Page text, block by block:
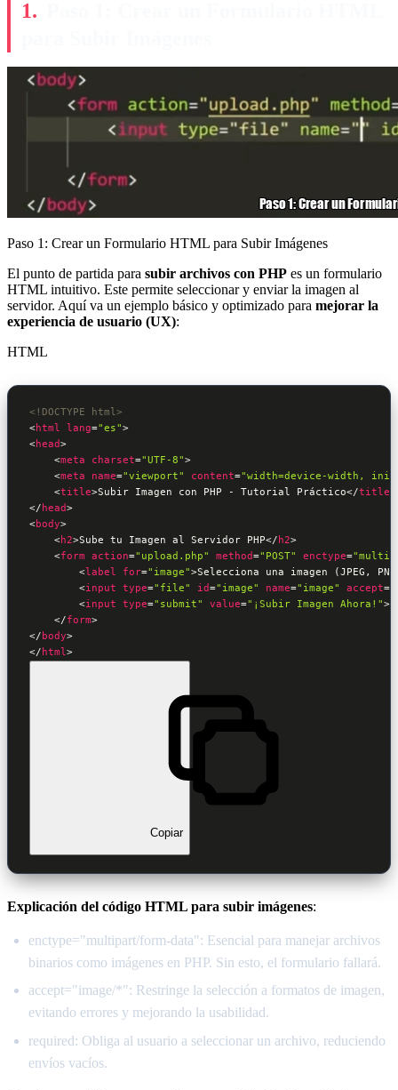
Paso 1: Crear un Formulario HTML para Subir Imágenes
El punto de partida para subir archivos con PHP es un formulario
HTML intuitivo. Este permite seleccionar y enviar la imagen al
servidor. Aquí va un ejemplo básico y optimizado para mejorar la
experiencia de usuario (UX):
HTML
<!DOCTYPE html>
<html lang="es">
<head>
<meta charset="UTF-8">
<meta name="viewport" content="width=device-width,
<title>Subir Imagen con PHP - Tutorial Práctico</title
</head>
<body>
<h2>Sube tu Imagen al Servidor PHP</h2>
<form action="upload.php" method="POST" enctype=
<label for="image">Selecciona una imagen (JPEG,
<input type="file" id="image" name="image" accept=
<input type="submit" value="¡Subir Imagen Ahora!">
</form>
</body>
</html>
Copiar
Explicación del código HTML para subir imágenes:
enctype="multipart/form-data": Esencial para manejar archivos
binarios como imágenes en PHP. Sin esto, el formulario fallará.
accept="image/*": Restringe la selección a formatos de imagen,
evitando errores y mejorando la usabilidad.
required: Obliga al usuario a seleccionar un archivo, reduciendo
envíos vacíos.